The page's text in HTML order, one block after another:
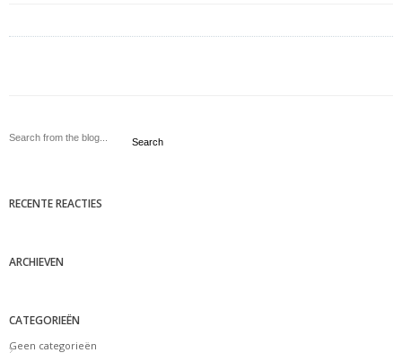
Search
RECENTE REACTIES
ARCHIEVEN
CATEGORIEËN
Geen categorieën